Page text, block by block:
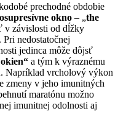
prechodné obdobie
okno – „the
v závislosti od dĺžky
nedostatočnej
jedinca môže dôjsť
a tým k výraznému
Napríklad vrcholový výkon
zmeny v jeho imunitných
maratónu možno
imunitnej odolnosti aj